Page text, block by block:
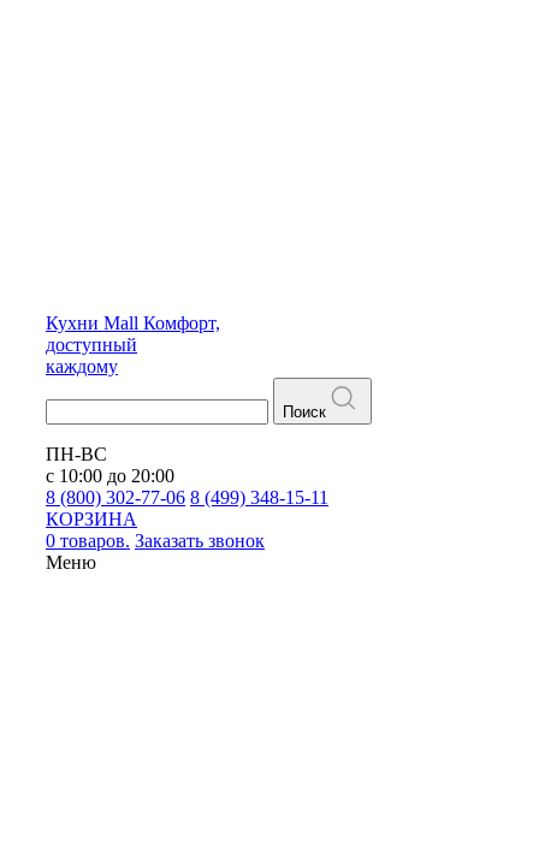
Кухни Mall Комфорт,
доступный
каждому
Поиск
ПН-ВС
с 10:00 до 20:00
8 (800) 302-77-06 8 (499) 348-15-11
КОРЗИНА
0 товаров. Заказать звонок
Меню